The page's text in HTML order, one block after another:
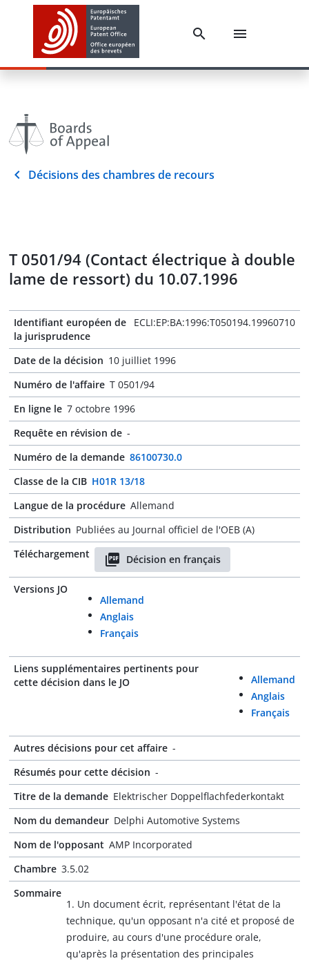
Décisions des chambres de recours
T 0501/94 (Contact électrique à double
lame de ressort) du 10.07.1996
Identifiant européen de
la jurisprudence
ECLI:EP:BA:1996:T050194.19960710
Date de la décision 10 juilliet 1996
Numéro de l'affaire T 0501/94
En ligne le 7 octobre 1996
Requête en révision de -
Numéro de la demande 86100730.0
Classe de la CIB H01R 13/18
Langue de la procédure Allemand
Distribution Publiées au Journal officiel de l'OEB (A)
Téléchargement
Décision en français
Versions JO
Allemand
Anglais
Français
Liens supplémentaires pertinents pour
cette décision dans le JO
Allemand
Anglais
Français
Autres décisions pour cet affaire -
Résumés pour cette décision -
Titre de la demande Elektrischer Doppelflachfederkontakt
Nom du demandeur Delphi Automotive Systems
Nom de l'opposant AMP Incorporated
Chambre 3.5.02
Sommaire
1. Un document écrit, représentant l'état de la
technique, qu'un opposant n'a cité et proposé de
produire, au cours d'une procédure orale,
qu'après la présentation des principales